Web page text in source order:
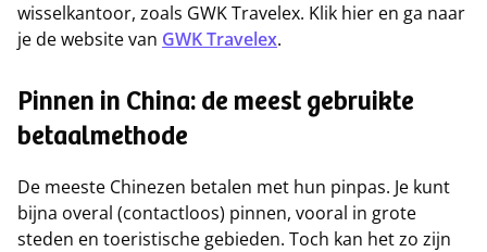
wisselkantoor, zoals GWK Travelex. Klik hier en ga naar
je de website van GWK Travelex.
Pinnen in China: de meest gebruikte
betaalmethode
De meeste Chinezen betalen met hun pinpas. Je kunt
bijna overal (contactloos) pinnen, vooral in grote
steden en toeristische gebieden. Toch kan het zo zijn